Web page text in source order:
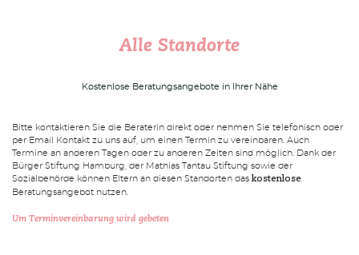
Suchen
Alle Standorte
Kostenlose Beratungsangebote in Ihrer Nähe
Bitte kontaktieren Sie die Beraterin direkt oder nehmen Sie telefonisch oder
per Email Kontakt zu uns auf, um einen Termin zu vereinbaren. Auch
Termine an anderen Tagen oder zu anderen Zeiten sind möglich. Dank der
Bürger Stiftung Hamburg, der Mathias Tantau Stiftung sowie der
Sozialbehörde können Eltern an diesen Standorten das kostenlose
Beratungsangebot nutzen.
Um Terminvereinbarung wird gebeten